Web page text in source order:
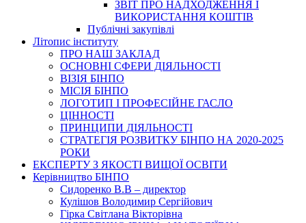
ЗВІТ ПРО НАДХОДЖЕННЯ І
ВИКОРИСТАННЯ КОШТІВ
Публічні закупівлі
Літопис інституту
ПРО НАШ ЗАКЛАД
ОСНОВНІ СФЕРИ ДІЯЛЬНОСТІ
ВІЗІЯ БІНПО
МІСІЯ БІНПО
ЛОГОТИП І ПРОФЕСІЙНЕ ГАСЛО
ЦІННОСТІ
ПРИНЦИПИ ДІЯЛЬНОСТІ
СТРАТЕГІЯ РОЗВИТКУ БІНПО НА 2020-2025
РОКИ
ЕКСПЕРТУ З ЯКОСТІ ВИЩОЇ ОСВІТИ
Керівництво БІНПО
Сидоренко В.В – директор
Кулішов Володимир Сергійович
Гірка Світлана Вікторівна